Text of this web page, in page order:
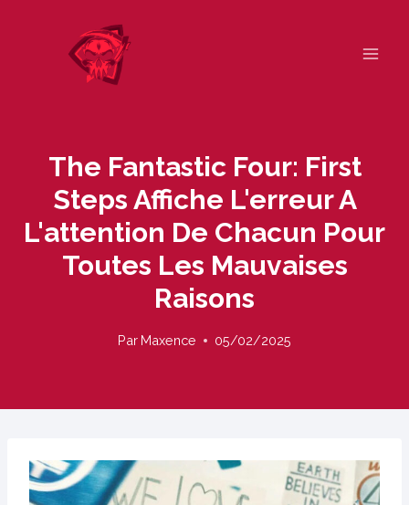
The Fantastic Four: First
Steps Affiche L'erreur A
L'attention De Chacun Pour
Toutes Les Mauvaises
Raisons
Par Maxence 05/02/2025